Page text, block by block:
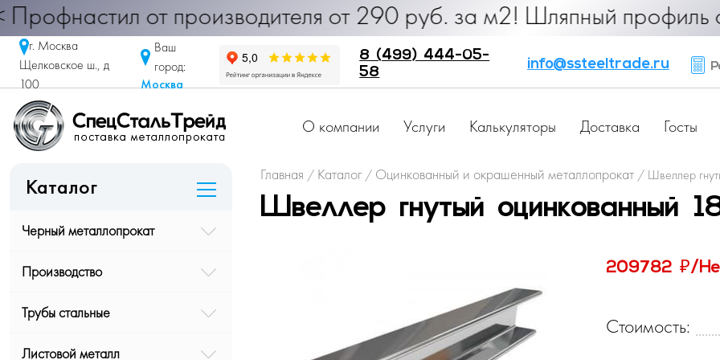
от производителя от 290 руб. за м2! Шляпный профиль от 25
г. Москва
Щелковское ш., д
100
Ваш
город:
Москва
8 (499) 444-05-
58
info@ssteeltrade.ru
О компании Услуги Калькуляторы Доставка Госты
Каталог
Черный металлопрокат
Производство
Трубы стальные
Листовой металл
Главная / Каталог / Оцинкованный и окрашенный металлопрокат / Швеллер
Швеллер гнутый оцинкованный
209782 ₽/
Стоимость: